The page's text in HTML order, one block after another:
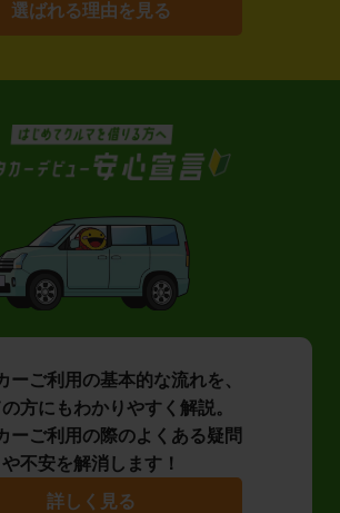
選ばれる理由を見る
ーご利用の基本的な流れを、
方にもわかりやすく解説。
ーご利用の際のよくある疑問
や不安を解消します！
詳しく見る